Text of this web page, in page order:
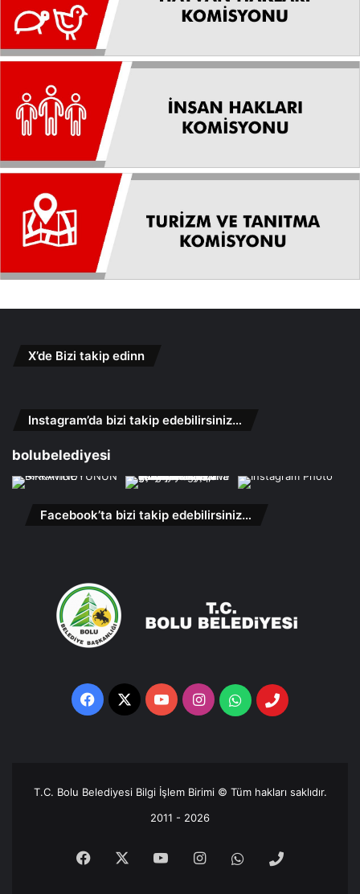
X’de Bizi takip edinn
Instagram’da bizi takip edebilirsiniz…
bolubelediyesi
Facebook’ta bizi takip edebilirsiniz…
Facebook
X YouTubeInstagramWhatsappTelefon
T.C. Bolu Belediyesi Bilgi İşlem Birimi © Tüm hakları saklıdır.
2011 - 2026
Facebook YouTubeInstagramWhatsappTelefon